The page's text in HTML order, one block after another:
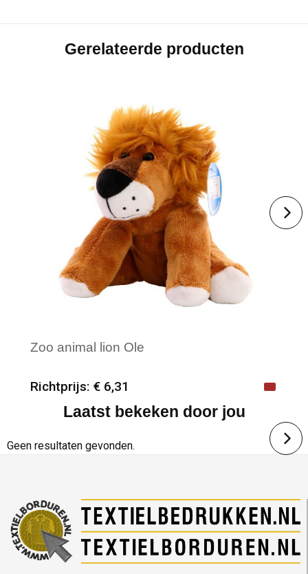
Gerelateerde producten
Zoo animal lion Ole
Richtprijs: € 6,31
Minimale afname: 25
Laatst bekeken door jou
Geen resultaten gevonden.